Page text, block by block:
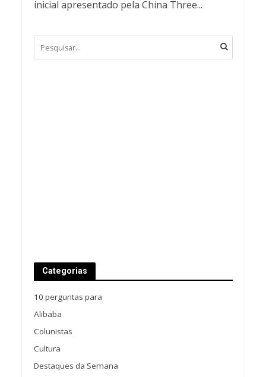
inicial apresentado pela China Three...
Categorias
10 perguntas para
Alibaba
Colunistas
Cultura
Destaques da Semana